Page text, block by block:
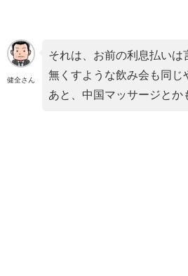
健全さん
それは、お前の利息払いは
無くすような飲み会も同じ
あと、中国マッサージとか